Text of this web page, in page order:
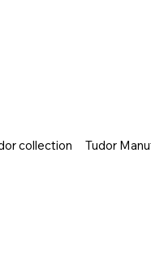
collection Tudor